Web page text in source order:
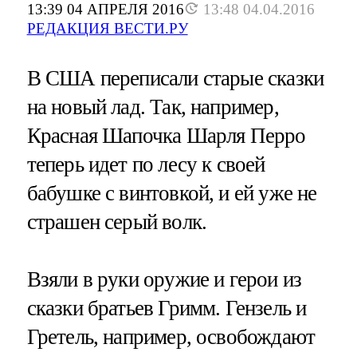
13:39 04 АПРЕЛЯ 2016
13:48 04.04.2016
РЕДАКЦИЯ ВЕСТИ.РУ
В США переписали старые сказки
на новый лад. Так, например,
Красная Шапочка Шарля Перро
теперь идет по лесу к своей
бабушке с винтовкой, и ей уже не
страшен серый волк.
Взяли в руки оружие и герои из
сказки братьев Гримм. Гензель и
Гретель, например, освобождают